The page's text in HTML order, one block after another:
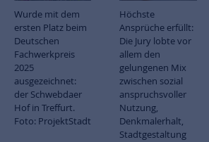
Wurde mit dem
ersten Platz beim
Deutschen
Fachwerkpreis
2025
ausgezeichnet:
der Schwebdaer
Hof in Treffurt.
Foto: ProjektStadt
Höchste
Ansprüche erfüllt:
Die Jury lobte vor
allem den
gelungenen Mix
zwischen sozial
anspruchsvoller
Nutzung,
Denkmalerhalt,
Stadtgestaltung